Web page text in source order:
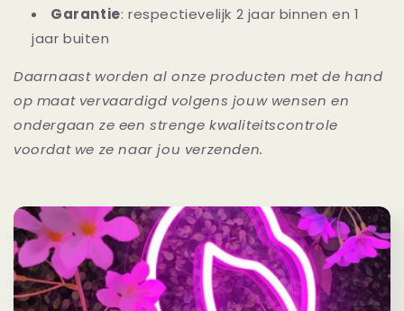
Garantie: respectievelijk 2 jaar binnen en 1
jaar buiten
Daarnaast worden al onze producten met de hand
op maat vervaardigd volgens jouw wensen en
ondergaan ze een strenge kwaliteitscontrole
voordat we ze naar jou verzenden.